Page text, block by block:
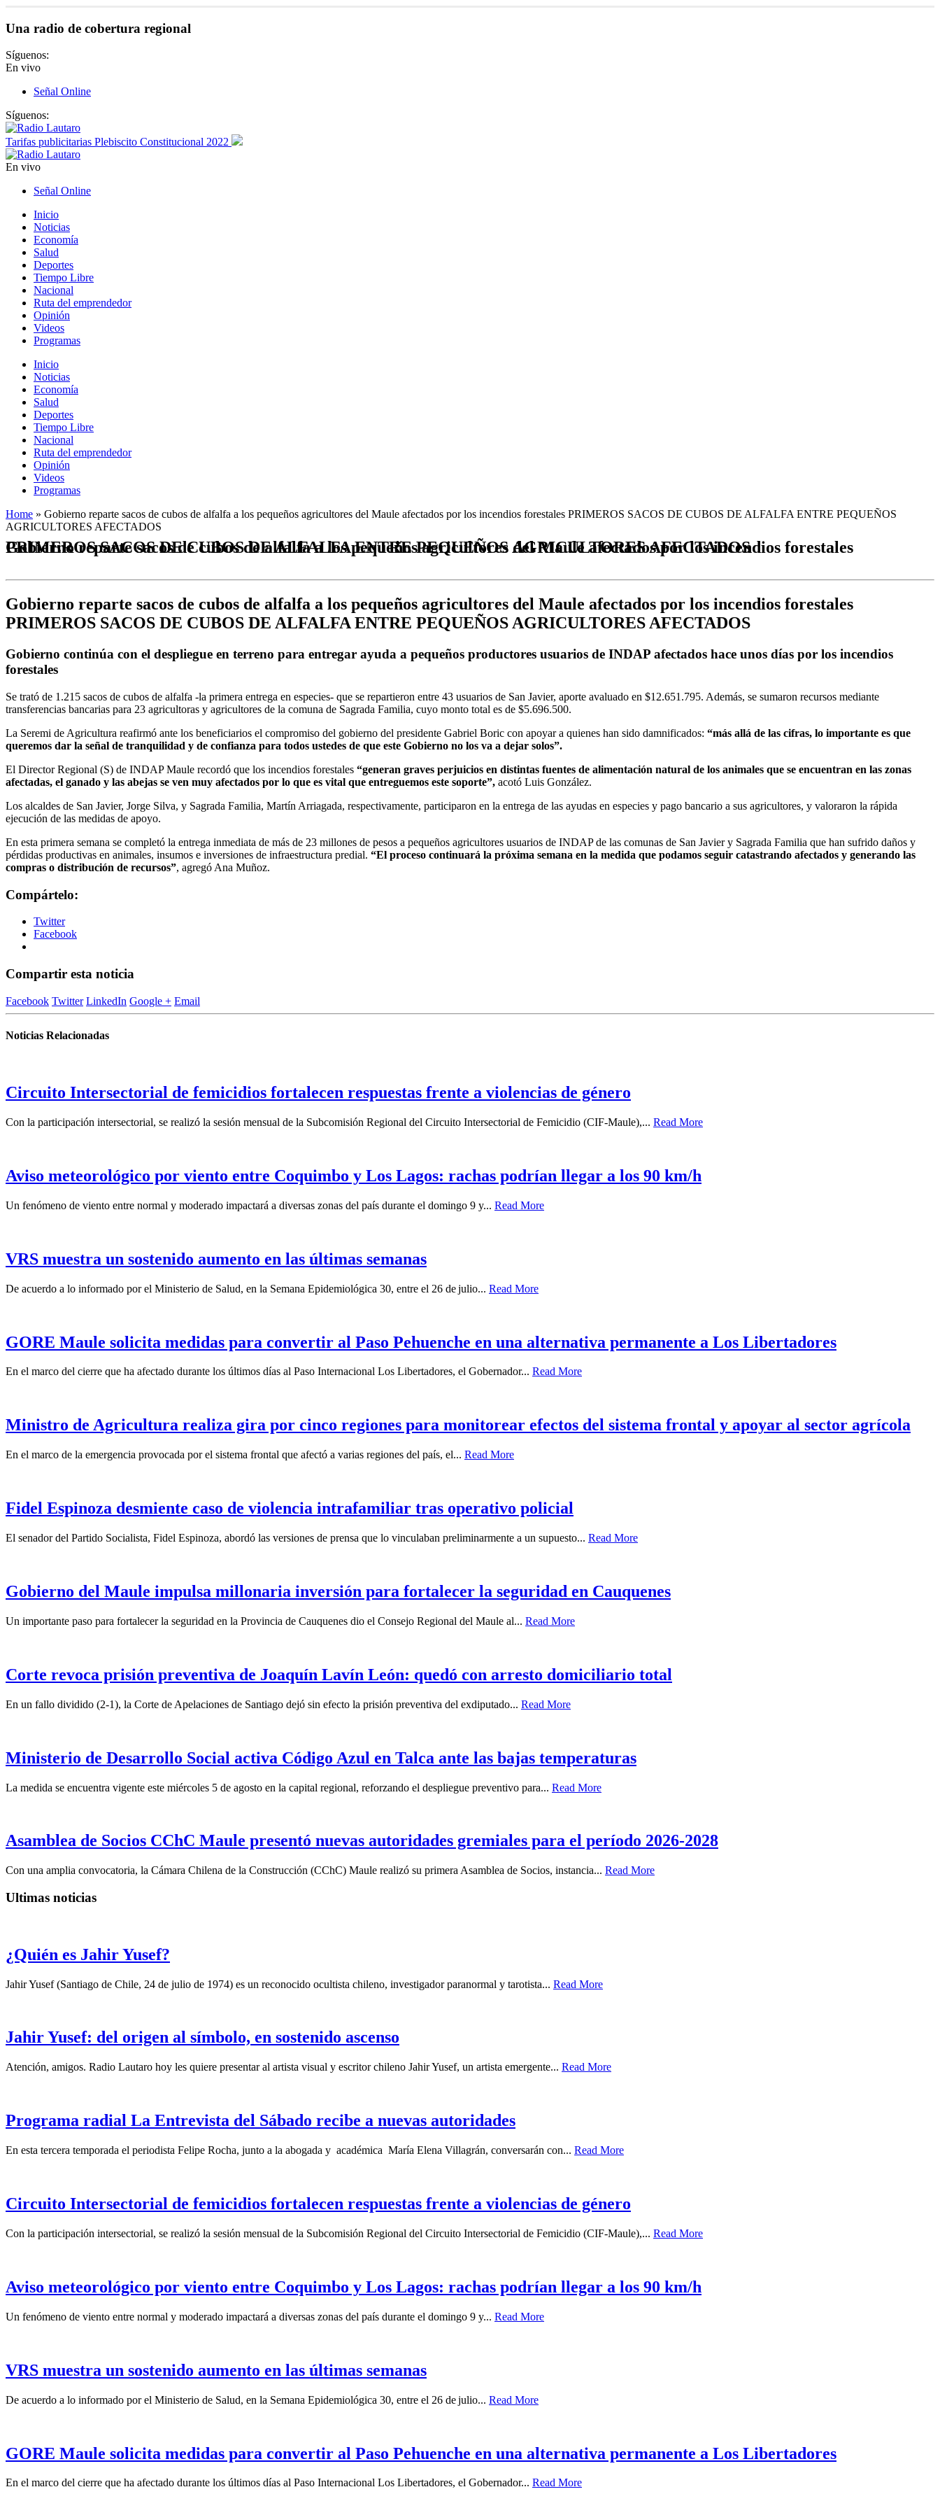
Una radio de cobertura regional
Síguenos:
En vivo
Señal Online
Síguenos:
Tarifas publicitarias Plebiscito Constitucional 2022
En vivo
Señal Online
Inicio
Noticias
Economía
Salud
Deportes
Tiempo Libre
Nacional
Ruta del emprendedor
Opinión
Videos
Programas
Inicio
Noticias
Economía
Salud
Deportes
Tiempo Libre
Nacional
Ruta del emprendedor
Opinión
Videos
Programas
Home » Gobierno reparte sacos de cubos de alfalfa a los pequeños agricultores del Maule afectados por los incendios forestales PRIMEROS SACOS DE CUBOS DE ALFALFA ENTRE PEQUEÑOS
AGRICULTORES AFECTADOS
Gobierno reparte sacos de cubos de alfalfa a los pequeños agricultores del Maule afectados por los incendios forestales PRIMEROS SACOS DE CUBOS DE ALFALFA ENTRE PEQUEÑOS AGRICULTORES AFECTADOS
Gobierno reparte sacos de cubos de alfalfa a los pequeños agricultores del Maule afectados por los incendios forestales
PRIMEROS SACOS DE CUBOS DE ALFALFA ENTRE PEQUEÑOS AGRICULTORES AFECTADOS
Gobierno continúa con el despliegue en terreno para entregar ayuda a pequeños productores usuarios de INDAP afectados hace unos días por los incendios
forestales
Se trató de 1.215 sacos de cubos de alfalfa -la primera entrega en especies- que se repartieron entre 43 usuarios de San Javier, aporte avaluado en $12.651.795. Además, se sumaron recursos mediante
transferencias bancarias para 23 agricultoras y agricultores de la comuna de Sagrada Familia, cuyo monto total es de $5.696.500.
La Seremi de Agricultura reafirmó ante los beneficiarios el compromiso del gobierno del presidente Gabriel Boric con apoyar a quienes han sido damnificados: “más allá de las cifras, lo importante es que
queremos dar la señal de tranquilidad y de confianza para todos ustedes de que este Gobierno no los va a dejar solos”.
El Director Regional (S) de INDAP Maule recordó que los incendios forestales “generan graves perjuicios en distintas fuentes de alimentación natural de los animales que se encuentran en las zonas
afectadas, el ganado y las abejas se ven muy afectados por lo que es vital que entreguemos este soporte”, acotó Luis González.
Los alcaldes de San Javier, Jorge Silva, y Sagrada Familia, Martín Arriagada, respectivamente, participaron en la entrega de las ayudas en especies y pago bancario a sus agricultores, y valoraron la rápida
ejecución de las medidas de apoyo.
En esta primera semana se completó la entrega inmediata de más de 23 millones de pesos a pequeños agricultores usuarios de INDAP de las comunas de San Javier y Sagrada Familia que han sufrido daños y
pérdidas productivas en animales, insumos e inversiones de infraestructura predial. “El proceso continuará la próxima semana en la medida que podamos seguir catastrando afectados y generando las
compras o distribución de recursos”, agregó Ana Muñoz.
Compártelo:
Twitter
Facebook
Compartir esta noticia
Facebook Twitter LinkedIn Google + Email
Noticias Relacionadas
Circuito Intersectorial de femicidios fortalecen respuestas frente a violencias de género
Con la participación intersectorial, se realizó la sesión mensual de la Subcomisión Regional del Circuito Intersectorial de Femicidio (CIF-Maule),... Read More
Aviso meteorológico por viento entre Coquimbo y Los Lagos: rachas podrían llegar a los 90 km/h
Un fenómeno de viento entre normal y moderado impactará a diversas zonas del país durante el domingo 9 y... Read More
VRS muestra un sostenido aumento en las últimas semanas
De acuerdo a lo informado por el Ministerio de Salud, en la Semana Epidemiológica 30, entre el 26 de julio... Read More
GORE Maule solicita medidas para convertir al Paso Pehuenche en una alternativa permanente a Los Libertadores
En el marco del cierre que ha afectado durante los últimos días al Paso Internacional Los Libertadores, el Gobernador... Read More
Ministro de Agricultura realiza gira por cinco regiones para monitorear efectos del sistema frontal y apoyar al sector agrícola
En el marco de la emergencia provocada por el sistema frontal que afectó a varias regiones del país, el... Read More
Fidel Espinoza desmiente caso de violencia intrafamiliar tras operativo policial
El senador del Partido Socialista, Fidel Espinoza, abordó las versiones de prensa que lo vinculaban preliminarmente a un supuesto... Read More
Gobierno del Maule impulsa millonaria inversión para fortalecer la seguridad en Cauquenes
Un importante paso para fortalecer la seguridad en la Provincia de Cauquenes dio el Consejo Regional del Maule al... Read More
Corte revoca prisión preventiva de Joaquín Lavín León: quedó con arresto domiciliario total
En un fallo dividido (2-1), la Corte de Apelaciones de Santiago dejó sin efecto la prisión preventiva del exdiputado... Read More
Ministerio de Desarrollo Social activa Código Azul en Talca ante las bajas temperaturas
La medida se encuentra vigente este miércoles 5 de agosto en la capital regional, reforzando el despliegue preventivo para... Read More
Asamblea de Socios CChC Maule presentó nuevas autoridades gremiales para el período 2026-2028
Con una amplia convocatoria, la Cámara Chilena de la Construcción (CChC) Maule realizó su primera Asamblea de Socios, instancia... Read More
Ultimas noticias
¿Quién es Jahir Yusef?
Jahir Yusef (Santiago de Chile, 24 de julio de 1974) es un reconocido ocultista chileno, investigador paranormal y tarotista... Read More
Jahir Yusef: del origen al símbolo, en sostenido ascenso
Atención, amigos. Radio Lautaro hoy les quiere presentar al artista visual y escritor chileno Jahir Yusef, un artista emergente... Read More
Programa radial La Entrevista del Sábado recibe a nuevas autoridades
En esta tercera temporada el periodista Felipe Rocha, junto a la abogada y académica María Elena Villagrán, conversarán con... Read More
Circuito Intersectorial de femicidios fortalecen respuestas frente a violencias de género
Con la participación intersectorial, se realizó la sesión mensual de la Subcomisión Regional del Circuito Intersectorial de Femicidio (CIF-Maule),... Read More
Aviso meteorológico por viento entre Coquimbo y Los Lagos: rachas podrían llegar a los 90 km/h
Un fenómeno de viento entre normal y moderado impactará a diversas zonas del país durante el domingo 9 y... Read More
VRS muestra un sostenido aumento en las últimas semanas
De acuerdo a lo informado por el Ministerio de Salud, en la Semana Epidemiológica 30, entre el 26 de julio... Read More
GORE Maule solicita medidas para convertir al Paso Pehuenche en una alternativa permanente a Los Libertadores
En el marco del cierre que ha afectado durante los últimos días al Paso Internacional Los Libertadores, el Gobernador... Read More